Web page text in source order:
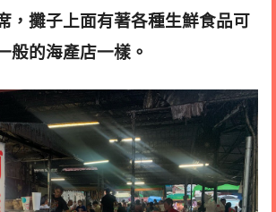
，攤子上面有著各種生鮮食品可
般的海產店一樣 。